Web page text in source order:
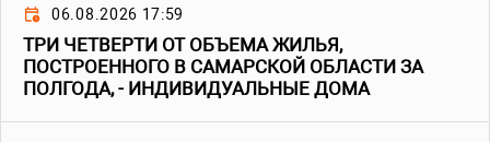
06.08.2026 17:59
ТРИ ЧЕТВЕРТИ ОТ ОБЪЕМА ЖИЛЬЯ,
ПОСТРОЕННОГО В САМАРСКОЙ ОБЛАСТИ ЗА
ПОЛГОДА, - ИНДИВИДУАЛЬНЫЕ ДОМА